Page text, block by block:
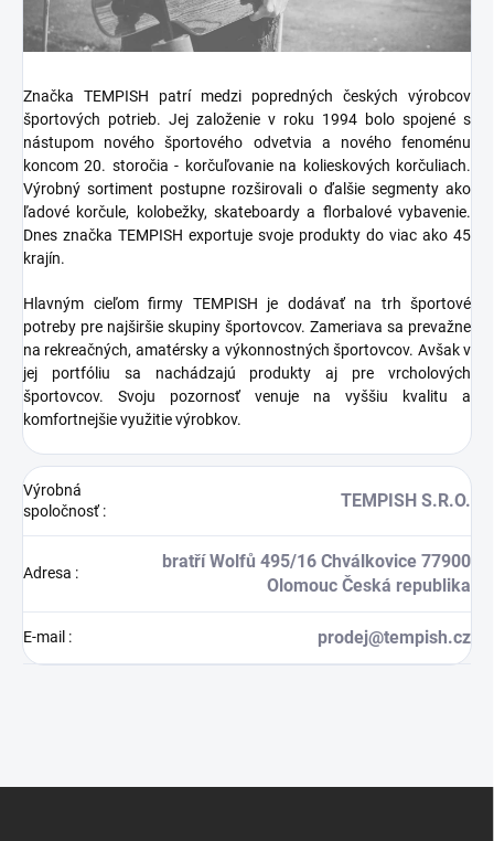
Značka TEMPISH patrí medzi popredných českých výrobcov
športových potrieb. Jej založenie v roku 1994 bolo spojené s
nástupom nového športového odvetvia a nového fenoménu
koncom 20. storočia - korčuľovanie na kolieskových korčuliach.
Výrobný sortiment postupne rozširovali o ďalšie segmenty ako
ľadové korčule, kolobežky, skateboardy a florbalové vybavenie.
Dnes značka TEMPISH exportuje svoje produkty do viac ako 45
krajín.
Hlavným cieľom firmy TEMPISH je dodávať na trh športové
potreby pre najširšie skupiny športovcov. Zameriava sa prevažne
na rekreačných, amatérsky a výkonnostných športovcov. Avšak v
jej portfóliu sa nachádzajú produkty aj pre vrcholových
športovcov. Svoju pozornosť venuje na vyššiu kvalitu a
komfortnejšie využitie výrobkov.
Výrobná
spoločnosť: TEMPISH S.R.O.
Adresa :
bratří Wolfů 495/16 Chválkovice 77900
Olomouc Česká republika
E-mail : prodej@tempish.cz